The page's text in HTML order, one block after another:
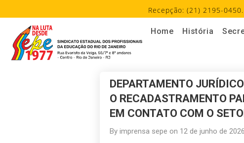
Recepção: (21) 2195-
Home História
DEPARTAMENTO
O RECADASTRAMENTO
EM CONTATO COM O
By imprensa sepe on 12 de junho de 2026